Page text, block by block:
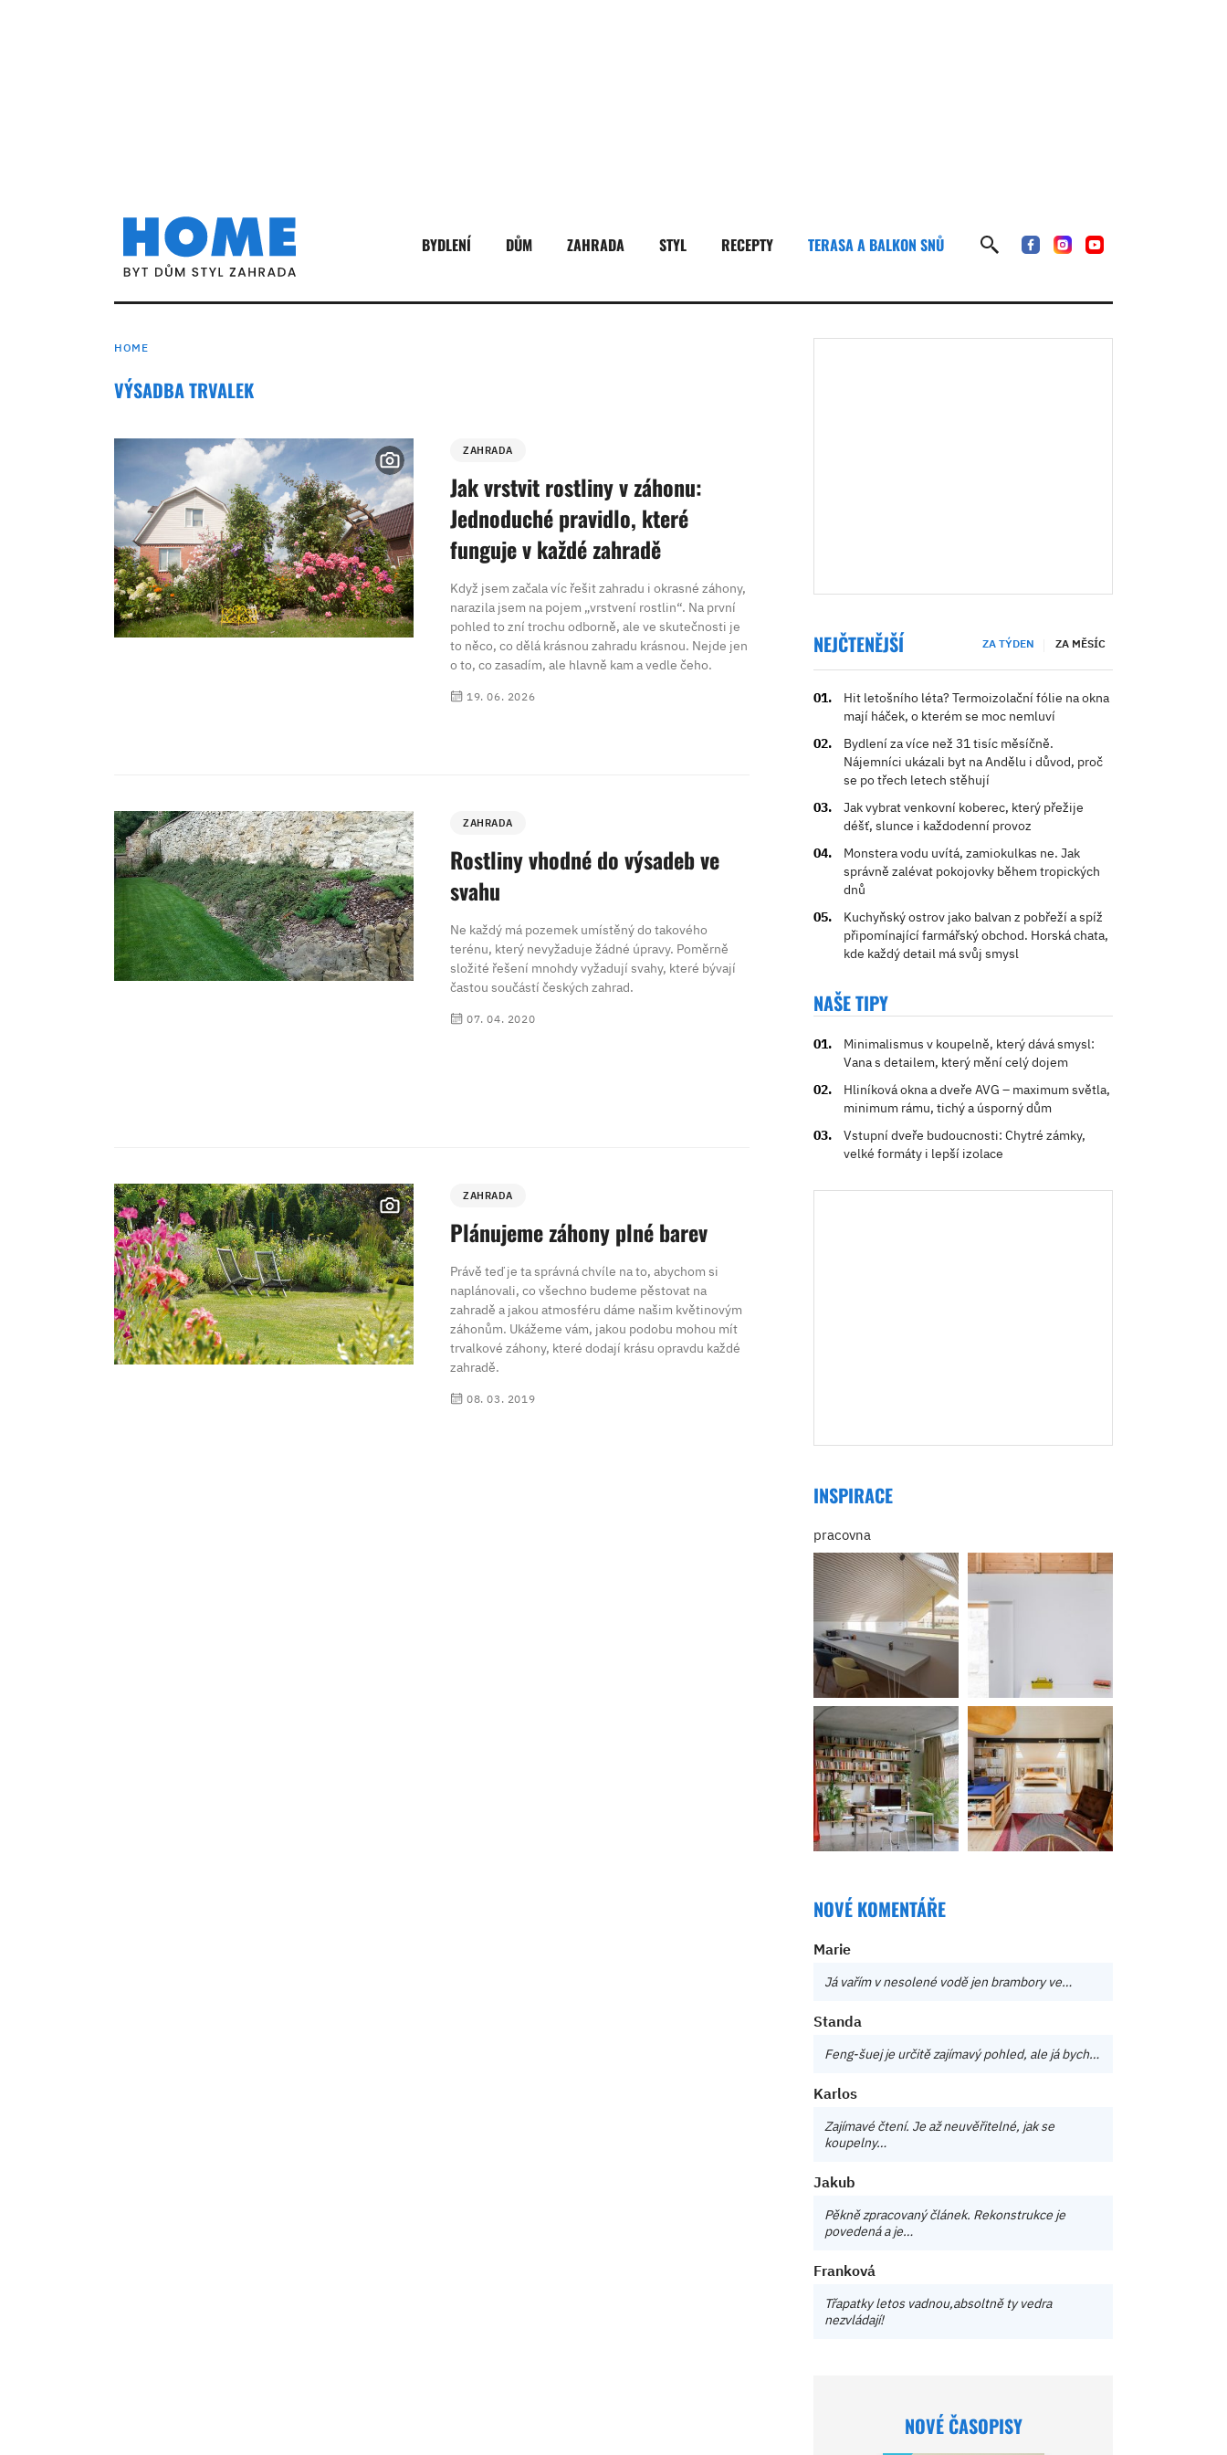
BYDLENÍ DŮM ZAHRADA STYL RECEPTY TERASA A BALKON SNŮ
HOME
VÝSADBA TRVALEK
ZAHRADA
Jak vrstvit rostliny v záhonu:
Jednoduché pravidlo, které
funguje v každé zahradě
Když jsem začala víc řešit zahradu i okrasné záhony,
narazila jsem na pojem „vrstvení rostlin“. Na první
pohled to zní trochu odborně, ale ve skutečnosti je
to něco, co dělá krásnou zahradu krásnou. Nejde jen
o to, co zasadím, ale hlavně kam a vedle čeho.
19. 06. 2026
ZAHRADA
Rostliny vhodné do výsadeb ve
svahu
Ne každý má pozemek umístěný do takového
terénu, který nevyžaduje žádné úpravy. Poměrně
složité řešení mnohdy vyžadují svahy, které bývají
častou součástí českých zahrad.
07. 04. 2020
ZAHRADA
Plánujeme záhony plné barev
Právě teď je ta správná chvíle na to, abychom si
naplánovali, co všechno budeme pěstovat na
zahradě a jakou atmosféru dáme našim květinovým
záhonům. Ukážeme vám, jakou podobu mohou mít
trvalkové záhony, které dodají krásu opravdu každé
zahradě.
08. 03. 2019
NEJČTENĚJŠÍ ZA TÝDEN ZA MĚSÍC
Hit letošního léta? Termoizolační fólie na okna
mají háček, o kterém se moc nemluví
Bydlení za více než 31 tisíc měsíčně.
Nájemníci ukázali byt na Andělu i důvod, proč
se po třech letech stěhují
Jak vybrat venkovní koberec, který přežije
déšť, slunce i každodenní provoz
Monstera vodu uvítá, zamiokulkas ne. Jak
správně zalévat pokojovky během tropických
dnů
Kuchyňský ostrov jako balvan z pobřeží a spíž
připomínající farmářský obchod. Horská chata,
kde každý detail má svůj smysl
NAŠE TIPY
Minimalismus v koupelně, který dává smysl:
Vana s detailem, který mění celý dojem
Hliníková okna a dveře AVG – maximum světla,
minimum rámu, tichý a úsporný dům
Vstupní dveře budoucnosti: Chytré zámky,
velké formáty i lepší izolace
INSPIRACE
pracovna
NOVÉ KOMENTÁŘE
Marie
Já vařím v nesolené vodě jen brambory ve…
Standa
Feng-šuej je určitě zajímavý pohled, ale já bych…
Karlos
Zajímavé čtení. Je až neuvěřitelné, jak se
koupelny…
Jakub
Pěkně zpracovaný článek. Rekonstrukce je
povedená a je…
Franková
Třapatky letos vadnou,absoltně ty vedra
nezvládají!
NOVÉ ČASOPISY